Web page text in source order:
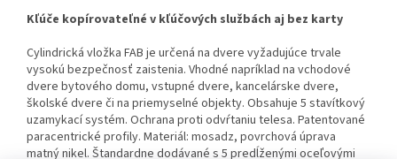
Kľúče kopírovateľné v kľúčových službách aj bez karty
Cylindrická vložka FAB je určená na dvere vyžadujúce trvale
vysokú bezpečnosť zaistenia. Vhodné napríklad na vchodové
dvere bytového domu, vstupné dvere, kancelárske dvere,
školské dvere či na priemyselné objekty. Obsahuje 5 stavítkový
uzamykací systém. Ochrana proti odvŕtaniu telesa. Patentované
paracentrické profily. Materiál: mosadz, povrchová úprava
matný nikel. Štandardne dodávané s 5 predĺženými oceľovými